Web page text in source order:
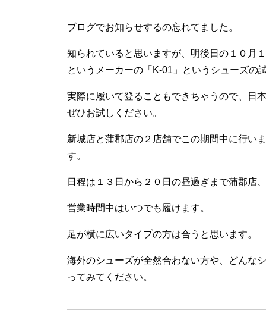
ブログでお知らせするの忘れてました。
知られていると思いますが、明後日の１０月
というメーカーの「K-01」というシューズの
実際に履いて登ることもできちゃうので、日
ぜひお試しください。
新城店と蒲郡店の２店舗でこの期間中に行い
す。
日程は１３日から２０日の昼過ぎまで蒲郡店
営業時間中はいつでも履けます。
足が横に広いタイプの方は合うと思います。
海外のシューズが全然合わない方や、どんな
ってみてください。